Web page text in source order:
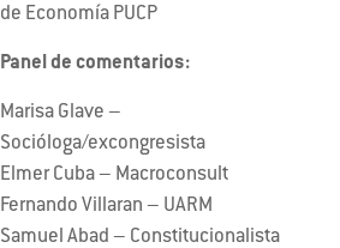
de Economía PUCP
Panel de comentarios:
Marisa Glave –
Socióloga/excongresista
Elmer Cuba – Macroconsult
Fernando Villaran – UARM
Samuel Abad – Constitucionalista